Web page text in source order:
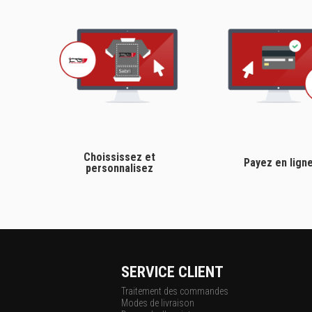
Choississez et
personnalisez
Payez en
SERVICE CLIENT
Traitement des commandes
Modes de livraison